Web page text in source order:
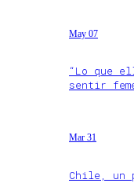
May 07
“Lo que
sentir
Mar 31
Chile, un